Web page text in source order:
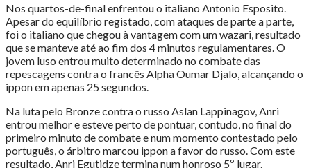
Nos quartos-de-final enfrentou o italiano Antonio Esposito.
Apesar do equilíbrio registado, com ataques de parte a parte,
foi o italiano que chegou à vantagem com um wazari, resultado
que se manteve até ao fim dos 4 minutos regulamentares. O
jovem luso entrou muito determinado no combate das
repescagens contra o francês Alpha Oumar Djalo, alcançando o
ippon em apenas 25 segundos.
Na luta pelo Bronze contra o russo Aslan Lappinagov, Anri
entrou melhor e esteve perto de pontuar, contudo, no final do
primeiro minuto de combate e num momento contestado pelo
português, o árbitro marcou ippon a favor do russo. Com este
resultado, Anri Egutidze termina num honroso 5º lugar.